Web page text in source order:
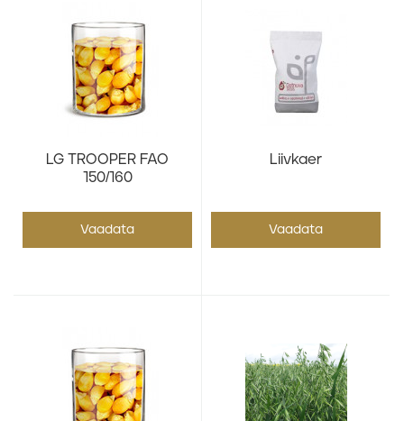
LG TROOPER FAO
150/160
Vaadata
Liivkaer
Vaadata